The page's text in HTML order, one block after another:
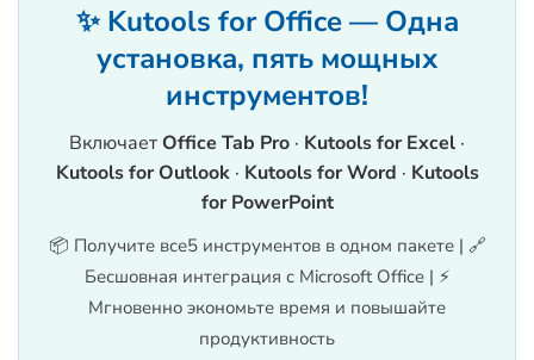
✨ Kutools for Office — Одна
установка, пять мощных
инструментов!
ВключаетOffice Tab Pro · Kutools for Excel ·
Kutools for Outlook· Kutools for Word · Kutools
for PowerPoint
📦 Получите все5 инструментов в одном пакете | 🔗
Бесшовная интеграция с Microsoft Office | ⚡
Мгновенно экономьте время и повышайте
продуктивность